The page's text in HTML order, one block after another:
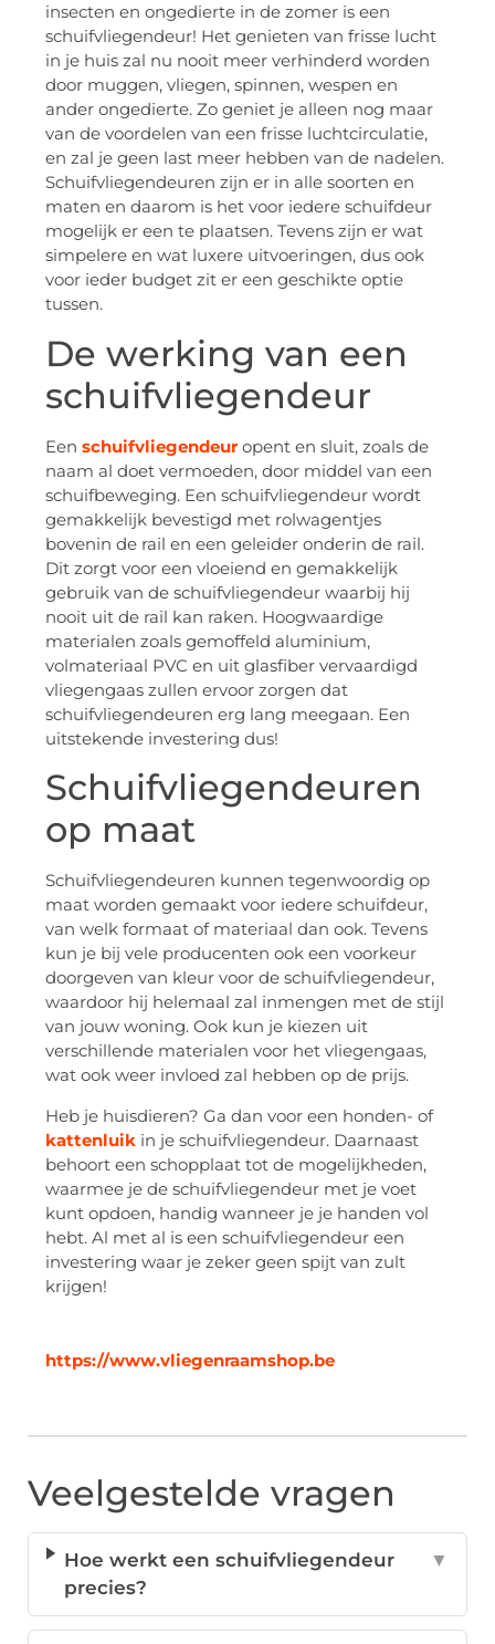
insecten en ongedierte in de zomer is een
schuifvliegendeur! Het genieten van frisse lucht
in je huis zal nu nooit meer verhinderd worden
door muggen, vliegen, spinnen, wespen en
ander ongedierte. Zo geniet je alleen nog maar
van de voordelen van een frisse luchtcirculatie,
en zal je geen last meer hebben van de nadelen.
Schuifvliegendeuren zijn er in alle soorten en
maten en daarom is het voor iedere schuifdeur
mogelijk er een te plaatsen. Tevens zijn er wat
simpelere en wat luxere uitvoeringen, dus ook
voor ieder budget zit er een geschikte optie
tussen.
De werking van een
schuifvliegendeur
Een schuifvliegendeuropent en sluit, zoals de
naam al doet vermoeden, door middel van een
schuifbeweging. Een schuifvliegendeur wordt
gemakkelijk bevestigd met rolwagentjes
bovenin de rail en een geleider onderin de rail.
Dit zorgt voor een vloeiend en gemakkelijk
gebruik van de schuifvliegendeur waarbij hij
nooit uit de rail kan raken. Hoogwaardige
materialen zoals gemoffeld aluminium,
volmateriaal PVC en uit glasfiber vervaardigd
vliegengaas zullen ervoor zorgen dat
schuifvliegendeuren erg lang meegaan. Een
uitstekende investering dus!
Schuifvliegendeuren
op maat
Schuifvliegendeuren kunnen tegenwoordig op
maat worden gemaakt voor iedere schuifdeur,
van welk formaat of materiaal dan ook. Tevens
kun je bij vele producenten ook een voorkeur
doorgeven van kleur voor de schuifvliegendeur,
waardoor hij helemaal zal inmengen met de stijl
van jouw woning. Ook kun je kiezen uit
verschillende materialen voor het vliegengaas,
wat ook weer invloed zal hebben op de prijs.
Heb je huisdieren? Ga dan voor een honden- of
kattenluik in je schuifvliegendeur. Daarnaast
behoort een schopplaat tot de mogelijkheden,
waarmee je de schuifvliegendeur met je voet
kunt opdoen, handig wanneer je je handen vol
hebt. Al met al is een schuifvliegendeur een
investering waar je zeker geen spijt van zult
krijgen!
https://www.vliegenraamshop.be
Veelgestelde vragen
Hoe werkt een schuifvliegendeur
precies?
▼